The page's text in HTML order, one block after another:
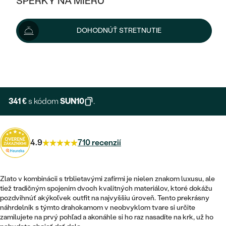
KOMBINOVANÉ ZLATO
PODĽA ŠTÝLU
BEZ KAMEŇA
VYKROJENÉ
VINTAGE
NETRADIČNÉ
TEPANÉ
POSTRANNÉ DRAHOKAMY
HALO
VINTAGE
SET ZÁSNUBNÉHO PRSTEŇA A
OBRÚČOK
NETRADIČNÉ
ZOSTAVTE SI PRSTEŇ
ZAČAŤ S PRSTEŇOM
VÝPREDAJ
ŠPERKY ČO POMÁHAJÚ
NÁUŠNICE
PRÍVESKY
SETY
PÁNSKE ŠPERKY
PLATINOVÉ
NAPICHOVACIE
MINIMALISTICKÉ
VISIACE
SOLITÉR
V TVARE SRDCA
ZLATÉ
STRIEBORNÉ
PODĽA ŠTÝLU
NARODENIE DIEŤAŤA
SO ZNAMENÍM ZVEROKRUHU
MINIMALISTICKÉ
VÝPREDAJ
STRIEBORNÉ
PLATINOVÉ
PODĽA ŠTÝLU
ETERNITY
MINIMALISTICKÉ
DOHODNÚŤ STRETNUTIE
379 €
Šperk vám vyrobíme a doručíme do 3 - 4 týždňov.
Možnosti doručenia
341 €s kódom SUN10 .
4.9 710 recenzií
Zlato v kombinácii s trblietavými zafírmi je nielen znakom luxusu, ale
tiež tradičným spojením dvoch kvalitných materiálov, ktoré dokážu
pozdvihnúť akýkoľvek outfit na najvyššiu úroveň. Tento prekrásny
náhrdelník s týmto drahokamom v neobvyklom tvare si určite
zamilujete na prvý pohľad a akonáhle si ho raz nasadíte na krk, už ho